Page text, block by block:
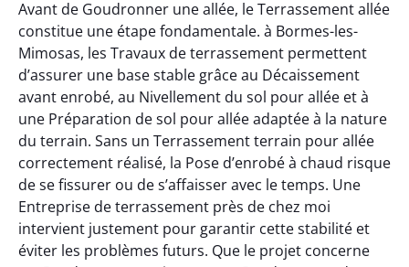
Avant de Goudronner une allée, le Terrassement allée
constitue une étape fondamentale. à Bormes-les-
Mimosas, les Travaux de terrassement permettent
d’assurer une base stable grâce au Décaissement
avant enrobé, au Nivellement du sol pour allée et à
une Préparation de sol pour allée adaptée à la nature
du terrain. Sans un Terrassement terrain pour allée
correctement réalisé, la Pose d’enrobé à chaud risque
de se fissurer ou de s’affaisser avec le temps. Une
Entreprise de terrassement près de chez moi
intervient justement pour garantir cette stabilité et
éviter les problèmes futurs. Que le projet concerne